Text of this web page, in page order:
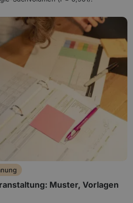
Muster, Vorlagen